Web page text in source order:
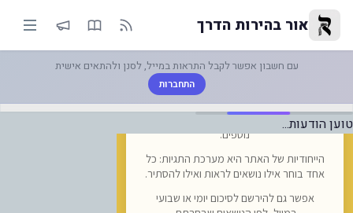
|-זלנסקי מעריך שהמלחמה עם
אור בהירות הדרך
עם חשבון אפשר לקבל התראות במייל, לסנן ולהתאים אישית
התחברות
טוען הודעות...